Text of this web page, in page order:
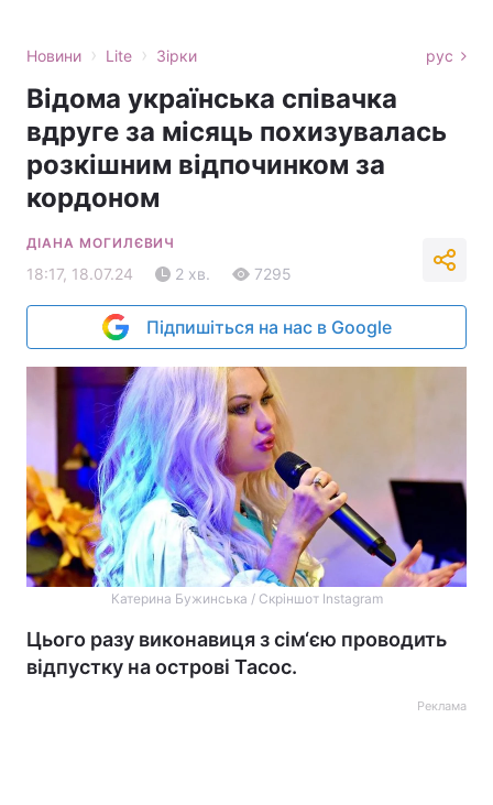
Новини › Lite › Зірки рус
Відома українська співачка
вдруге за місяць похизувалась
розкішним відпочинком за
кордоном
ДІАНА МОГИЛЄВИЧ
18:17, 18.07.24 2 хв. 7295
Підпишіться на нас в Google
Катерина Бужинська / Скріншот Instagram
Цього разу виконавиця з сім‘єю проводить
відпустку на острові Тасос.
Реклама